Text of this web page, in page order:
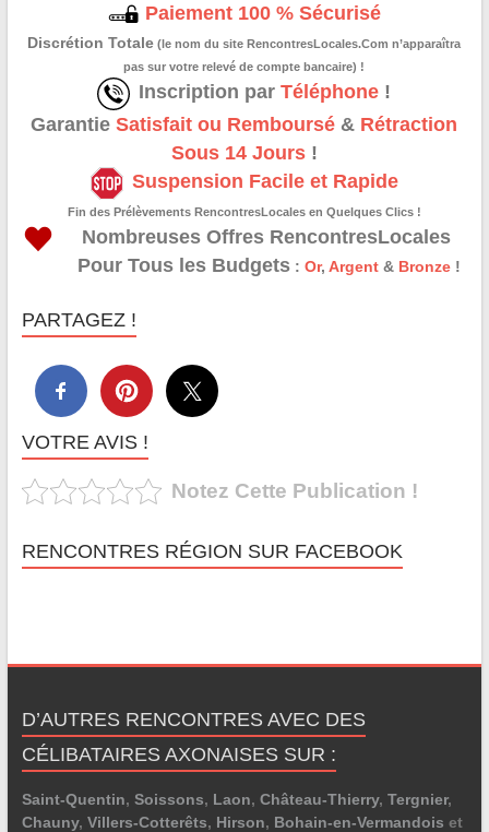
Paiement 100 % Sécurisé
Discrétion Totale (le nom du site RencontresLocales.Com n’apparaîtra
pas sur votre relevé de compte bancaire) !
Inscription parTéléphone !
GarantieSatisfait ou Remboursé & Rétraction
Sous 14 Jours!
Suspension Facile et Rapide
Fin des Prélèvements RencontresLocales en Quelques Clics !
Nombreuses Offres RencontresLocales
Pour Tous les Budgets: Or, Argent& Bronze!
PARTAGEZ !
VOTRE AVIS !
Notez Cette Publication !
RENCONTRES RÉGION SUR FACEBOOK
D’AUTRES RENCONTRES AVEC DES
CÉLIBATAIRES AXONAISES SUR :
Saint-Quentin, Soissons, Laon, Château-Thierry, Tergnier,
Chauny, Villers-Cotterêts, Hirson, Bohain-en-Vermandois et